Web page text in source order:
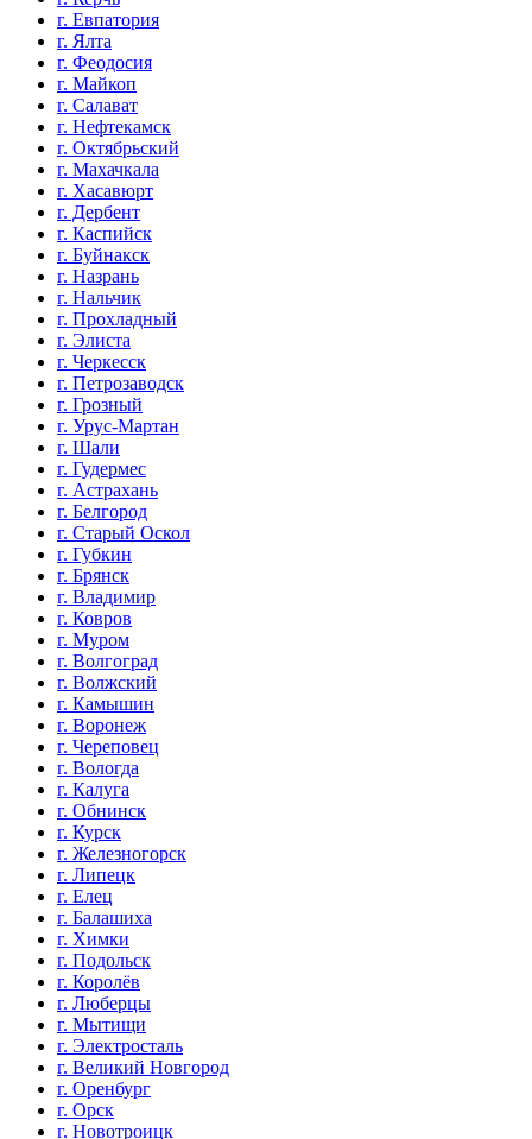
г. Евпатория
г. Ялта
г. Феодосия
г. Майкоп
г. Салават
г. Нефтекамск
г. Октябрьский
г. Махачкала
г. Хасавюрт
г. Дербент
г. Каспийск
г. Буйнакск
г. Назрань
г. Нальчик
г. Прохладный
г. Элиста
г. Черкесск
г. Петрозаводск
г. Грозный
г. Урус-Мартан
г. Шали
г. Гудермес
г. Астрахань
г. Белгород
г. Старый Оскол
г. Губкин
г. Брянск
г. Владимир
г. Ковров
г. Муром
г. Волгоград
г. Волжский
г. Камышин
г. Воронеж
г. Череповец
г. Вологда
г. Калуга
г. Обнинск
г. Курск
г. Железногорск
г. Липецк
г. Елец
г. Балашиха
г. Химки
г. Подольск
г. Королёв
г. Люберцы
г. Мытищи
г. Электросталь
г. Великий Новгород
г. Оренбург
г. Орск
г. Новотроицк